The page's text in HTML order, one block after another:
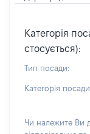
Категорія
стосується):
Тип посади:
Категорія
Чи належите Ви